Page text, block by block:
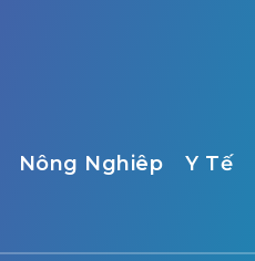
Nông Nghiêp Y Tế